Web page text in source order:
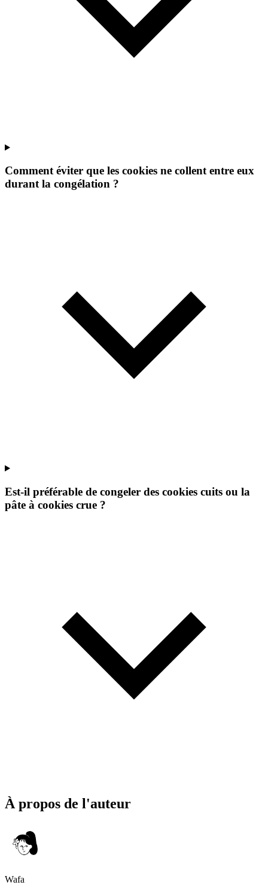
Comment éviter que les cookies ne collent entre eux
durant la congélation ?
Est-il préférable de congeler des cookies cuits ou la
pâte à cookies crue ?
À propos de l'auteur
Wafa